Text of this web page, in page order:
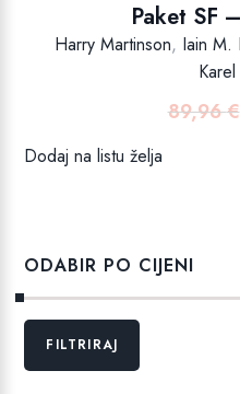
Paket SF
Harry Martinson, Iain M.
89,96€
Dodaj na listu želja
ODABIR PO CIJENI
Min
MaksFILTRIRAJ